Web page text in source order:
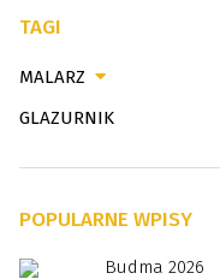
TAGI
MALARZ
GLAZURNIK
POPULARNE WPISY
Budma 2026